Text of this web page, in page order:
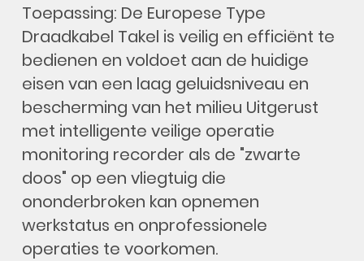
Toepassing: De Europese Type
Draadkabel Takel is veilig en efficiënt te
bedienen en voldoet aan de huidige
eisen van een laag geluidsniveau en
bescherming van het milieu Uitgerust
met intelligente veilige operatie
monitoring recorder als de "zwarte
doos" op een vliegtuig die
ononderbroken kan opnemen
werkstatus en onprofessionele
operaties te voorkomen.